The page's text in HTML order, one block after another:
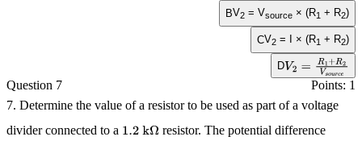
R1+ R2
BV2= Vsource × (R 1+ R2
CV2= I × (R 1+ R2
DV2 =R 1+R2Vs
e
Question 7
Points: 1
7. Determine the value of a resistor to be used as part of a voltage
divider connected to a1.2 kΩ resistor. The potential difference